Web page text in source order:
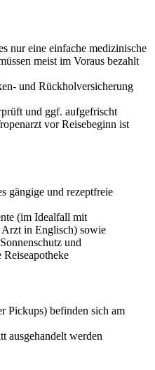
nur eine einfache medizinische
meist im Voraus bezahlt
und Rückholversicherung
und ggf. aufgefrischt
vor Reisebeginn ist
gängige und rezeptfreie
(im Idealfall mit
Arzt in Englisch) sowie
und
Reiseapotheke
Pickups) befinden sich am
ausgehandelt werden